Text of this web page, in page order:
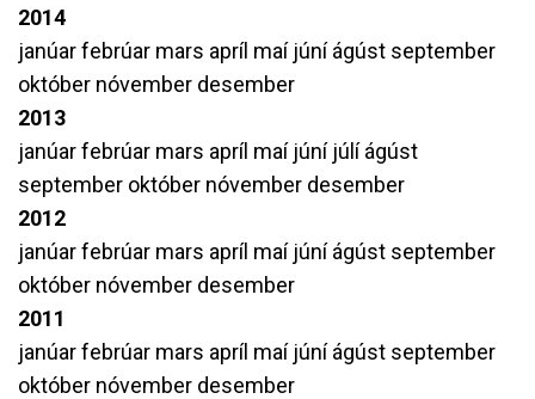
2014
janúarfebrúar mars apríl maí júníágúst september
október nóvember desember
2013
janúarfebrúar mars apríl maí júní júlíágúst
september október nóvember desember
2012
janúarfebrúar mars apríl maí júníágúst september
október nóvember desember
2011
janúarfebrúar mars apríl maí júníágúst september
október nóvember desember